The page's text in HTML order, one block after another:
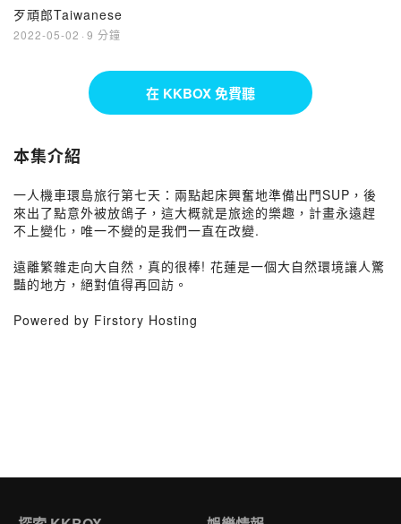
歹頑郎Taiwanese
2022-05-02 · 9 分鐘
在 KKBOX 免費聽
本集介紹
一人機車環島旅行第七天：兩點起床興奮地準備出門SUP，後
來出了點意外被放鴿子，這大概就是旅途的樂趣，計畫永遠趕
不上變化，唯一不變的是我們一直在改變.
遠離繁雜走向大自然，真的很棒! 花蓮是一個大自然環境讓人驚
豔的地方，絕對值得再回訪。
Powered by Firstory Hosting